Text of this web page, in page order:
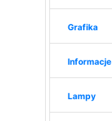
Grafika
Informacje
Lampy